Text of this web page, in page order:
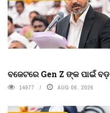
ବଜେଟରେ Gen Z ଙ୍କ ପାଇଁ
14977 AUG 06, 2026